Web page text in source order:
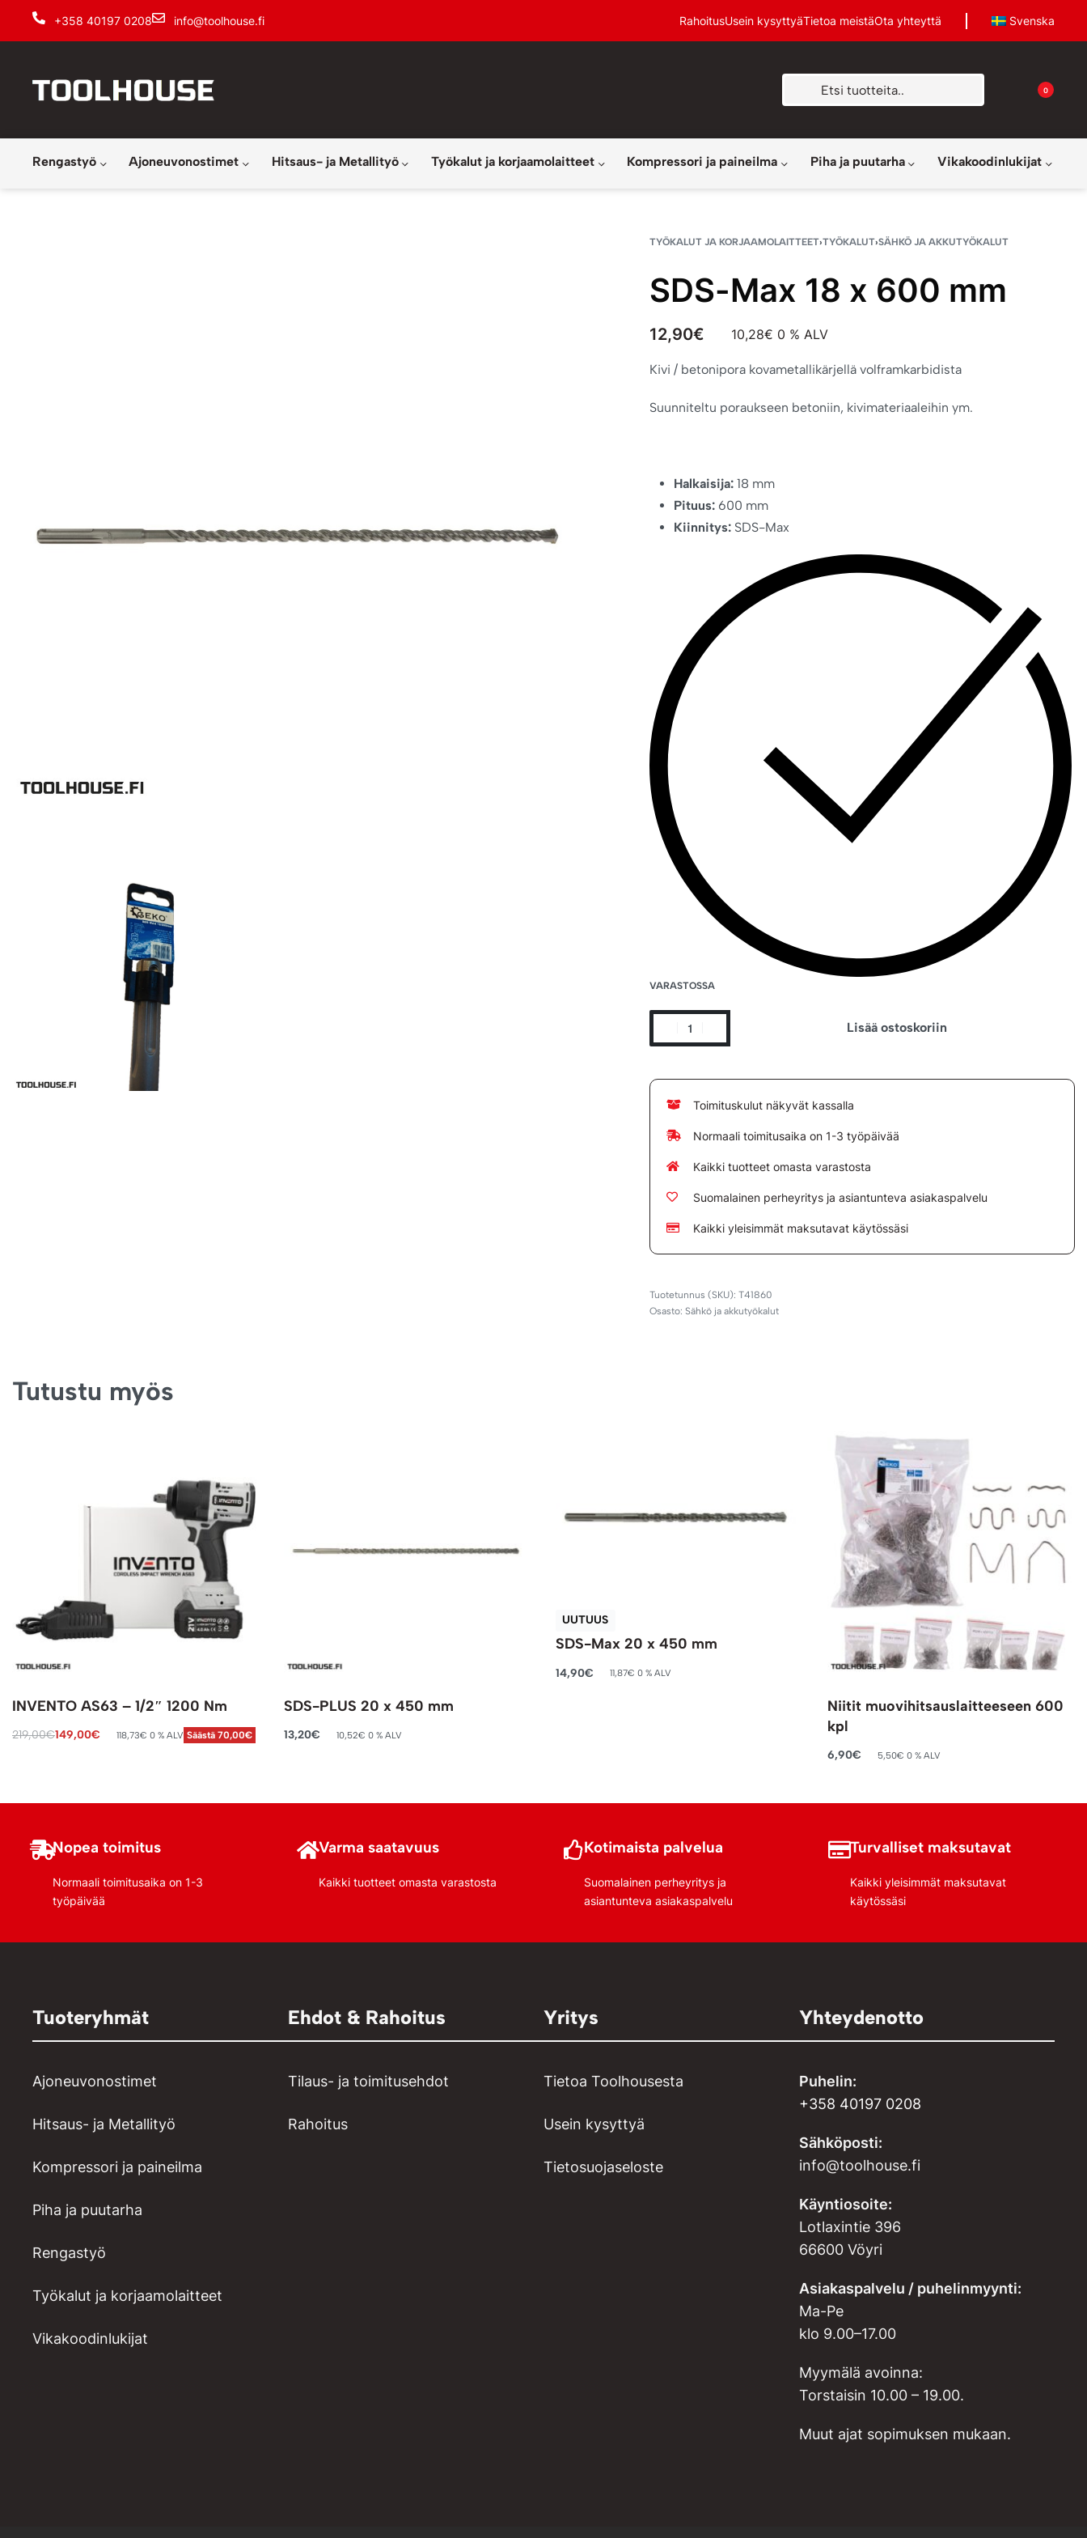
+358 40197 0208 info@toolhouse.fi RahoitusUsein kysyttyäTietoa meistäOta yhteyttä Svenska
0
Rengastyö Ajoneuvonostimet Hitsaus- ja Metallityö Työkalut ja korjaamolaitteet Kompressori ja paineilma Piha ja puutarha Vikakoodinlukijat
TYÖKALUT JA KORJAAMOLAITTEET›TYÖKALUT›SÄHKÖ JA AKKUTYÖKALUT
SDS-Max 18 x 600 mm
12,90€ 10,28€ 0 % ALV
Kivi / betonipora kovametallikärjellä volframkarbidista
Suunniteltu poraukseen betoniin, kivimateriaaleihin ym.
Halkaisija: 18 mm
Pituus: 600 mm
Kiinnitys: SDS-Max
VARASTOSSA
Lisää ostoskoriin
Toimituskulut näkyvät kassalla
Normaali toimitusaika on 1-3 työpäivää
Kaikki tuotteet omasta varastosta
Suomalainen perheyritys ja asiantunteva asiakaspalvelu
Kaikki yleisimmät maksutavat käytössäsi
T41860
Osasto:Sähkö ja akkutyökalut
Tutustu myös
INVENTO AS63 – 1/2″ 1200 Nm
219,00€149,00€ 118,73€ 0 % ALV Säästä 70,00€
SDS-PLUS 20 x 450 mm
13,20€ 10,52€ 0 % ALV
UUTUUS
SDS-Max 20 x 450 mm
14,90€ 11,87€ 0 % ALV
Niitit muovihitsauslaitteeseen 600
kpl
6,90€ 5,50€ 0 % ALV
Nopea toimitus
Normaali toimitusaika on 1-3
työpäivää
Varma saatavuus
Kaikki tuotteet omasta varastosta
Kotimaista palvelua
Suomalainen perheyritys ja
asiantunteva asiakaspalvelu
Turvalliset maksutavat
Kaikki yleisimmät maksutavat
käytössäsi
Tuoteryhmät
Ajoneuvonostimet
Hitsaus- ja Metallityö
Kompressori ja paineilma
Piha ja puutarha
Rengastyö
Työkalut ja korjaamolaitteet
Vikakoodinlukijat
Ehdot & Rahoitus
Tilaus- ja toimitusehdot
Rahoitus
Yritys
Tietoa Toolhousesta
Usein kysyttyä
Tietosuojaseloste
Yhteydenotto
Puhelin:
+358 40197 0208
Sähköposti:
info@toolhouse.fi
Käyntiosoite:
Lotlaxintie 396
66600 Vöyri
Asiakaspalvelu / puhelinmyynti:
Ma-Pe
klo 9.00–17.00
Myymälä avoinna:
Torstaisin 10.00 – 19.00.
Muut ajat sopimuksen mukaan.